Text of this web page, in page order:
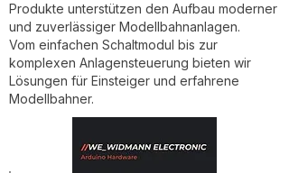
Produkte unterstützen den Aufbau moderner
und zuverlässiger Modellbahnanlagen.
Vom einfachen Schaltmodul bis zur
komplexen Anlagensteuerung bieten wir
Lösungen für Einsteiger und erfahrene
Modellbahner.